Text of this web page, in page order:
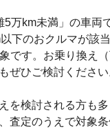
5万km未満」の車両
下のおクルマが該
です。お乗り換え
ぜひご検討ください
を検討される方も多
査定のうえで対象